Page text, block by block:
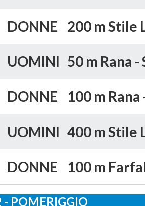
DONNE 200 m Stile
UOMINI 50 m Rana -
DONNE 100 m Rana
UOMINI 400 m Stile
DONNE 100 m
POMERIGGIO